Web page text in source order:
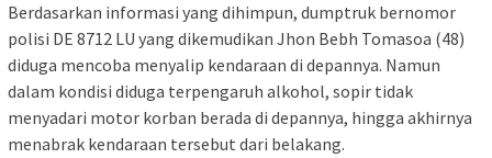
Berdasarkan informasi yang dihimpun, dumptruk bernomor
polisi DE 8712 LU yang dikemudikan Jhon Bebh Tomasoa (48)
diduga mencoba menyalip kendaraan di depannya. Namun
dalam kondisi diduga terpengaruh alkohol, sopir tidak
menyadari motor korban berada di depannya, hingga akhirnya
menabrak kendaraan tersebut dari belakang.